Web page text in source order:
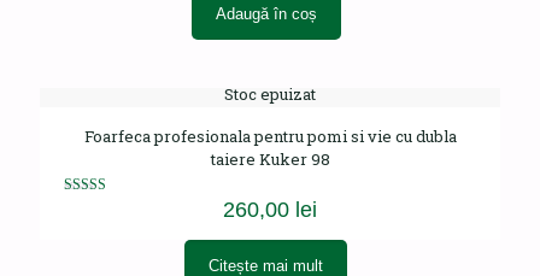
Adaugă în coș
Stoc epuizat
Foarfeca profesionala pentru pomi si vie cu dubla
taiere Kuker 98
260,00 lei
Citește mai mult